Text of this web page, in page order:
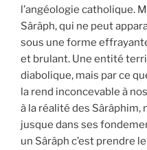
l’angéologie catholique.
Sârâph, qui ne peut
sous une forme
et brulant. Une entité
diabolique, mais par ce
la rend inconcevable à
à la réalité des
jusque dans ses
un Sârâph c’est prendre